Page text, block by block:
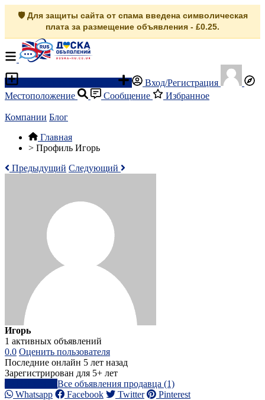
🛡️ Для защиты сайта от спама введена символическая
плата за размещение объявления - £0.25.
Вход/Регистрация
Местоположение
Сообщение Избранное
Компании Блог
Главная
> Профиль Игорь
Предыдущий Следующий
Игорь
1 активных объявлений
0.0 Оценить пользователя
Последние онлайн 5 лет назад
Зарегистрирован для 5+ лет
Все объявления продавца (1)
Whatsapp
Facebook Twitter Pinterest